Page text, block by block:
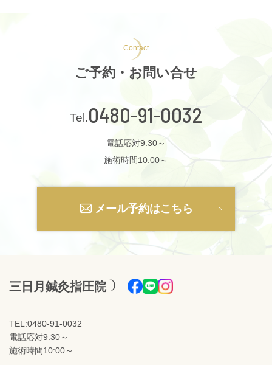
Contact
ご予約・お問い合せ
0480-91-0032
電話応対9:30～
施術時間10:00～
メール予約はこちら
三日月鍼灸指圧院
TEL:0480-91-0032
電話応対9:30～
施術時間10:00～